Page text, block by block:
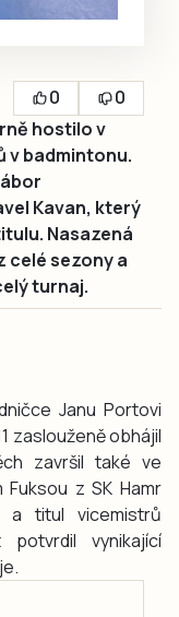
0
0
hostilo v
v badmintonu.
Kavan, který
Nasazená
celé sezony a
turnaj.
Janu Portovi
zaslouženě obhájil
završil také ve
z SK Hamr
a titul vicemistrů
vynikající